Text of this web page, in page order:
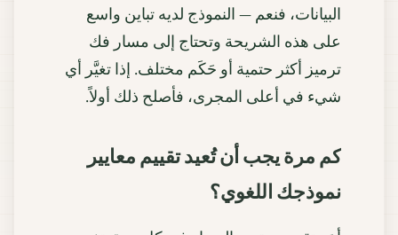
البيانات، فنعم — النموذج لديه تباين واسع
على هذه الشريحة وتحتاج إلى مسار فك
ترميز أكثر حتمية أو حَكَم مختلف. إذا تغيَّر أي
شيء في أعلى المجرى، فأصلح ذلك أولاً.
كم مرة يجب أن تُعيد تقييم معايير
نموذجك اللغوي؟